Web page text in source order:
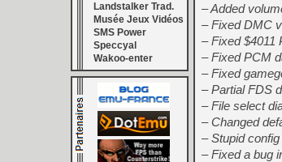
Landstalker Trad.
Musée Jeux Vidéos
SMS Power
Speccyal
Wakoo-enter
– Added
– Fixed DMC
– Fixed $4011
– Fixed PCM
– Fixed
– Partial FDS
– File select
– Changed
– Stupid
– Fixed a bug